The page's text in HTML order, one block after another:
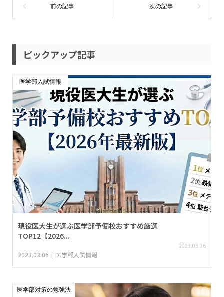
ピックアップ記事
医学部入試情報
現役医大生が選ぶ医学部予備校おすすめ厳選
TOP12【2026...
2023.03.06
2023.03.06 医学部入試情報
医学部対策の勉強法